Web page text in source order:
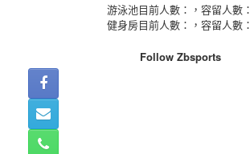
游泳池目前人數：
，容留人數：
健身房目前人數：
，容留人數：
Follow Zbsports